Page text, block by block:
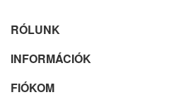
RÓLUNK
INFORMÁCIÓK
FIÓKOM